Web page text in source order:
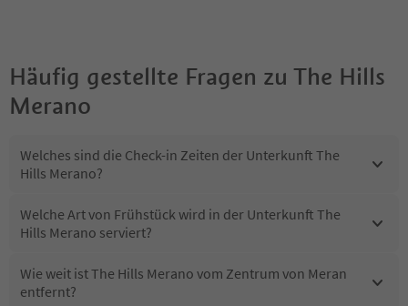
Häufig gestellte Fragen zu The Hills
Merano
Welches sind die Check-in Zeiten der Unterkunft The
Hills Merano?
Welche Art von Frühstück wird in der Unterkunft The
Hills Merano serviert?
Wie weit ist The Hills Merano vom Zentrum von Meran
entfernt?